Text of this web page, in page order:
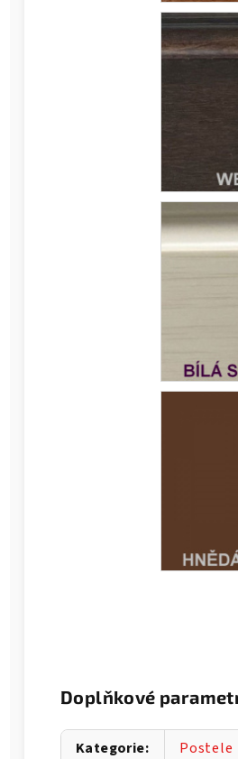
Doplňkové
Kategorie: Postele